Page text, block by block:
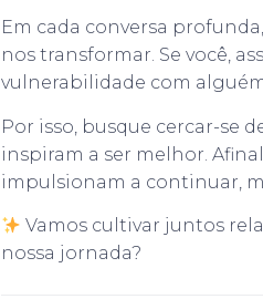
Em cada conversa
nos transformar. Se você,
vulnerabilidade com
Por isso, busque cercar-se
inspiram a ser melhor.
impulsionam a continuar,
Vamos cultivar juntos
nossa jornada?